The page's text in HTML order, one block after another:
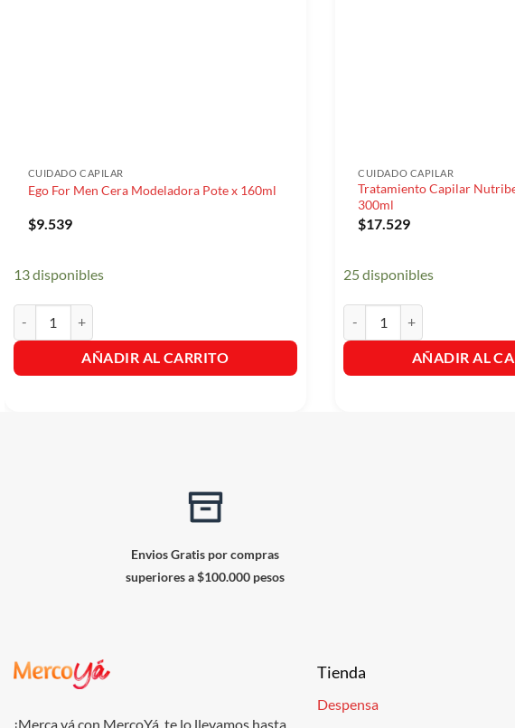
CUIDADO CAPILAR
Ego For Men Cera Modeladora Pote x 160ml
$9.539
13 disponibles
AÑADIR AL CARRITO
CUIDADO CAPILAR
Tratamiento Capilar
300ml
$17.529
25 disponibles
AÑADIR AL
Envios Gratis por compras
superiores a $100.000 pesos
¡Merca yá con MercoYá, te lo llevamos hasta
Tienda
Despensa